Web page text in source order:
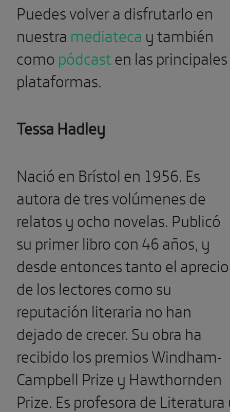
Puedes volver a disfrutarlo en
nuestra mediateca y también
como pódcasten las principales
plataformas.
Tessa Hadley
Nació en Brístol en 1956. Es
autora de tres volúmenes de
relatos y ocho novelas. Publicó
su primer libro con 46 años, y
desde entonces tanto el aprecio
de los lectores como su
reputación literaria no han
dejado de crecer. Su obra ha
recibido los premios Windham-
Campbell Prize y Hawthornden
Prize. Es profesora de Literatura